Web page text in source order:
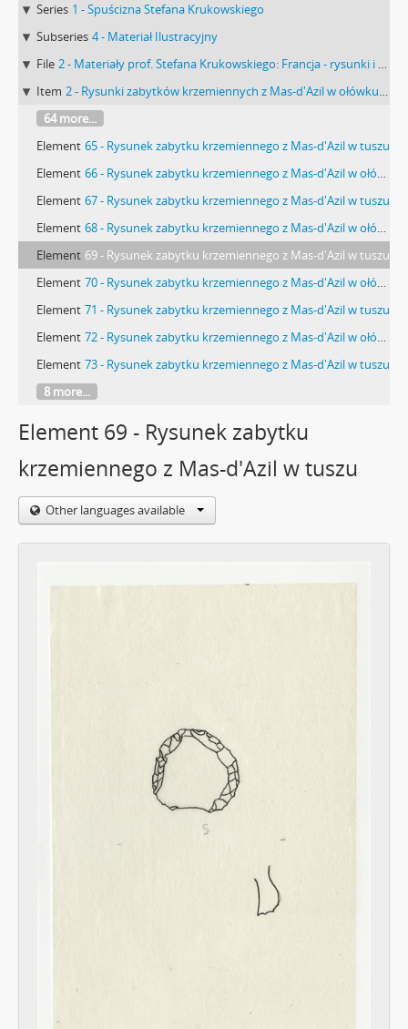
Series 1 - Spuścizna Stefana Krukowskiego
Subseries 4 - Materiał Ilustracyjny
File 2 - Materiały prof. Stefana Krukowskiego: Francja - rysunki i opisy materiałów z różnych kolekcji
Item 2 - Rysunki zabytków krzemiennych z Mas-d'Azil w ołówku i w tuszu. Część II - 40 rysunków podwójnych. Kartki nieprecyzyjnie przycięte. Od średniego wymiaru mogą odbiegać o 1-5 mm
64 more...
Element 65 - Rysunek zabytku krzemiennego z Mas-d'Azil w tuszu
Element 66 - Rysunek zabytku krzemiennego z Mas-d'Azil w ołówku
Element 67 - Rysunek zabytku krzemiennego z Mas-d'Azil w tuszu
Element 68 - Rysunek zabytku krzemiennego z Mas-d'Azil w ołówku
Element 69 - Rysunek zabytku krzemiennego z Mas-d'Azil w tuszu
Element 70 - Rysunek zabytku krzemiennego z Mas-d'Azil w ołówku
Element 71 - Rysunek zabytku krzemiennego z Mas-d'Azil w tuszu
Element 72 - Rysunek zabytku krzemiennego z Mas-d'Azil w ołówku
Element 73 - Rysunek zabytku krzemiennego z Mas-d'Azil w tuszu
8 more...
Element 69 - Rysunek zabytku
krzemiennego z Mas-d'Azil w tuszu
Other languages available